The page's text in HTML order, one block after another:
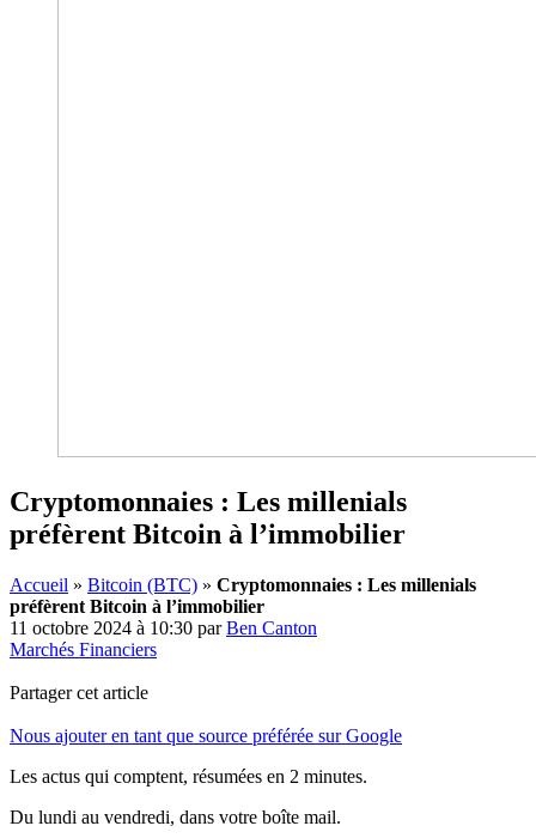
Cryptomonnaies : Les millenials
préfèrent Bitcoin à l’immobilier
Accueil » Bitcoin (BTC) » Cryptomonnaies : Les millenials
préfèrent Bitcoin à l’immobilier
11 octobre 2024 à 10:30 parBen Canton
Marchés Financiers
Partager cet article
Nous ajouter en tant que source préférée sur Google
Les actus qui comptent, résumées en 2 minutes.
Du lundi au vendredi, dans votre boîte mail.